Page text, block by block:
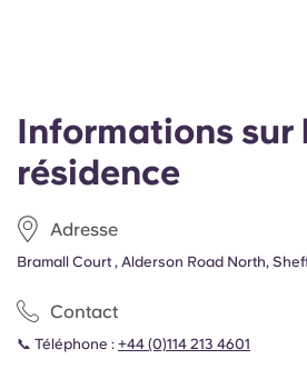
Informations sur
résidence
Adresse
Bramall Court , Alderson Road North,
Contact
📞 Téléphone : +44 (0)114 213 4601